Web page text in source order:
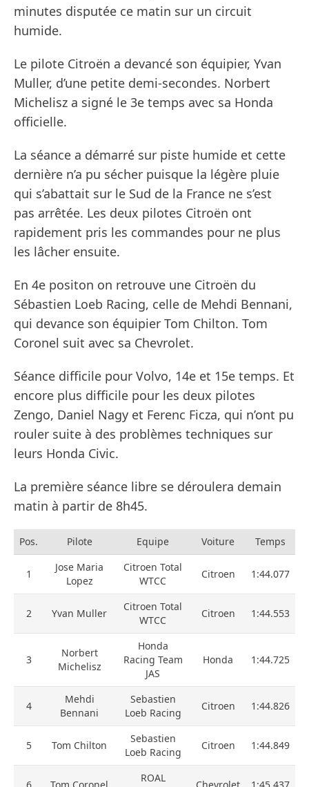
minutes disputée ce matin sur un circuit
humide.
Le pilote Citroën a devancé son équipier, Yvan
Muller, d’une petite demi-secondes. Norbert
Michelisz a signé le 3e temps avec sa Honda
officielle.
La séance a démarré sur piste humide et cette
dernière n’a pu sécher puisque la légère pluie
qui s’abattait sur le Sud de la France ne s’est
pas arrêtée. Les deux pilotes Citroën ont
rapidement pris les commandes pour ne plus
les lâcher ensuite.
En 4e positon on retrouve une Citroën du
Sébastien Loeb Racing, celle de Mehdi Bennani,
qui devance son équipier Tom Chilton. Tom
Coronel suit avec sa Chevrolet.
Séance difficile pour Volvo, 14e et 15e temps. Et
encore plus difficile pour les deux pilotes
Zengo, Daniel Nagy et Ferenc Ficza, qui n’ont pu
rouler suite à des problèmes techniques sur
leurs Honda Civic.
La première séance libre se déroulera demain
matin à partir de 8h45.
Pos. Pilote Equipe Voiture Temps
1
Jose Maria
Lopez
Citroen Total
WTCC
Citroen 1:44.077
2 Yvan Muller
Citroen Total
WTCC
Citroen 1:44.553
3
Norbert
Michelisz
Honda
Racing Team
JAS
Honda 1:44.725
4
Mehdi
Bennani
Sebastien
Loeb Racing
Citroen 1:44.826
5 Tom Chilton
Sebastien
Loeb Racing
Citroen 1:44.849
ROAL